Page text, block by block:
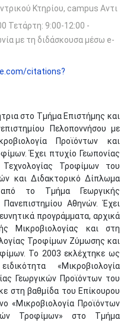
Κτηρίου, campus Αντι
Τετάρτη: 9:00-12:00 -
με τη διδάσκουσα μέσω e-
citations?
στο Τμήμα Επιστήμης και
Πελοποννήσου με
Προϊόντων και
Έχει πτυχίο Γεωπονίας
Τροφίμων του
και Διδακτορικό Δίπλωμα
από το Τμήμα Γεωργικής
Αθηνών. Έχει
προγράμματα, αρχικά
Μικροβιολογίας και στη
Τροφίμων Ζύμωσης και
Το 2003 εκλέχτηκε ως
«Μικροβιολογία
Γεωργικών Προϊόντων του
στη βαθμίδα του Επίκουρου
«Μικροβιολογία Προϊόντων
Τροφίμων» στο Τμήμα